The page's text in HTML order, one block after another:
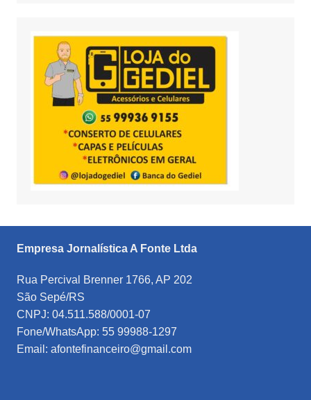
Empresa Jornalística A Fonte Ltda
Rua Percival Brenner 1766, AP 202
São Sepé/RS
CNPJ: 04.511.588/0001-07
Fone/WhatsApp: 55 99988-1297
Email: afontefinanceiro@gmail.com